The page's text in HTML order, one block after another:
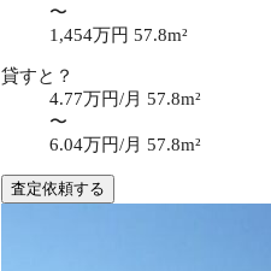
〜
1,454万円 57.8m²
貸すと？
4.77万円/月 57.8m²
〜
6.04万円/月 57.8m²
査定依頼する